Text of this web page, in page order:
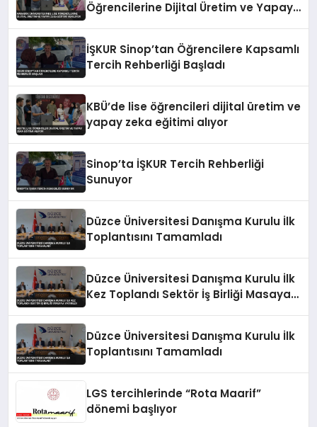
Öğrencilerine Dijital Üretim ve Yapay
İŞKUR Sinop’tan Öğrencilere Kapsamlı
Tercih Rehberliği Başladı
KBÜ’de lise öğrencileri dijital üretim ve
yapay zeka eğitimi alıyor
Sinop’ta İŞKUR Tercih Rehberliği
Sunuyor
Düzce Üniversitesi Danışma Kurulu İlk
Toplantısını Tamamladı
Düzce Üniversitesi Danışma Kurulu İlk
Kez Toplandı Sektör İş Birliği Masaya
Düzce Üniversitesi Danışma Kurulu İlk
Toplantısını Tamamladı
LGS tercihlerinde “Rota Maarif”
dönemi başlıyor